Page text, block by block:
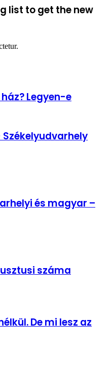
list to get the new
Legyen-e
és magyar –
száma
De mi lesz az